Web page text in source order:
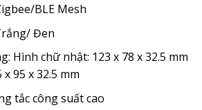
BLE Mesh
Đen
Hình chữ nhật: 123 x 78 x 32.5 mm
95 x 32.5 mm
tắc công suất cao